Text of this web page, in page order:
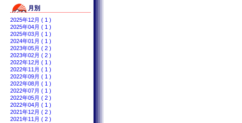
月別
2025年12月 ( 1 )
2025年04月 ( 1 )
2025年03月 ( 1 )
2024年01月 ( 1 )
2023年05月 ( 2 )
2023年02月 ( 2 )
2022年12月 ( 1 )
2022年11月 ( 1 )
2022年09月 ( 1 )
2022年08月 ( 1 )
2022年07月 ( 1 )
2022年05月 ( 2 )
2022年04月 ( 1 )
2021年12月 ( 2 )
2021年11月 ( 2 )